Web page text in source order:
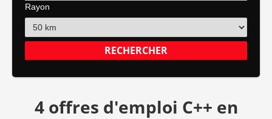
Rayon
4 offres d'emploi C++ en